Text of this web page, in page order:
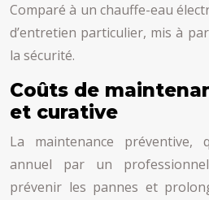
Comparé à un chauffe-eau
d’entretien particulier, mis à
la sécurité.
Coûts de
et curative
La maintenance
annuel par un
prévenir les pannes et